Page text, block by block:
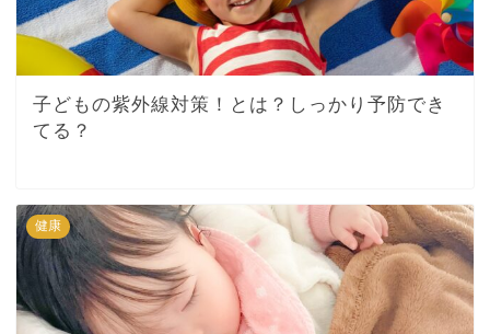
子どもの紫外線対策！とは？しっかり予防でき
てる？
健康